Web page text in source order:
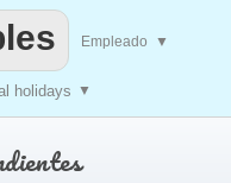
holidays ▼
Empleado ▼